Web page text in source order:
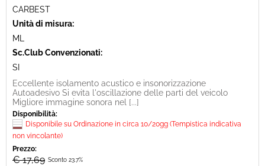
CARBEST
Unità di misura:
ML
Sc.Club Convenzionati:
SI
Eccellente isolamento acustico e insonorizzazione
Autoadesivo Si evita l'oscillazione delle parti del veicolo
Migliore immagine sonora nel [...]
Disponibilità:
Disponibile su Ordinazione in circa 10/20gg (Tempistica indicativa
non vincolante)
Prezzo:
€ 17,69 Sconto 23.7%